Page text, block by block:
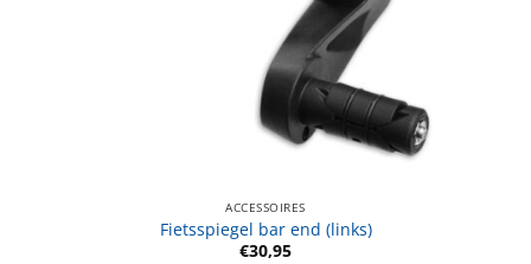
ACCESSOIRES
Fietsspiegel bar end (links)
€30,95